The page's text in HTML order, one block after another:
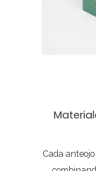
Cada